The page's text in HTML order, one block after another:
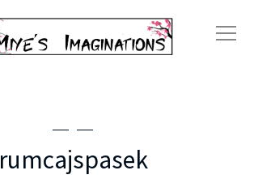
rumcajspasek